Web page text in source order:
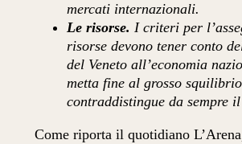
mercati internazionali.
Le risorse. I criteri per
risorse devono tener conto
del Veneto all’economia
metta fine al grosso
contraddistingue da sempre il
Come riporta il quotidiano